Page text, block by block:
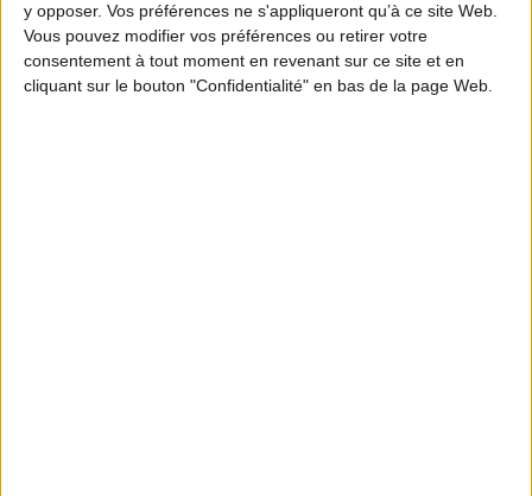
y opposer. Vos préférences ne s'appliqueront qu’à ce site Web.
Vous pouvez modifier vos préférences ou retirer votre
consentement à tout moment en revenant sur ce site et en
cliquant sur le bouton "Confidentialité" en bas de la page Web.